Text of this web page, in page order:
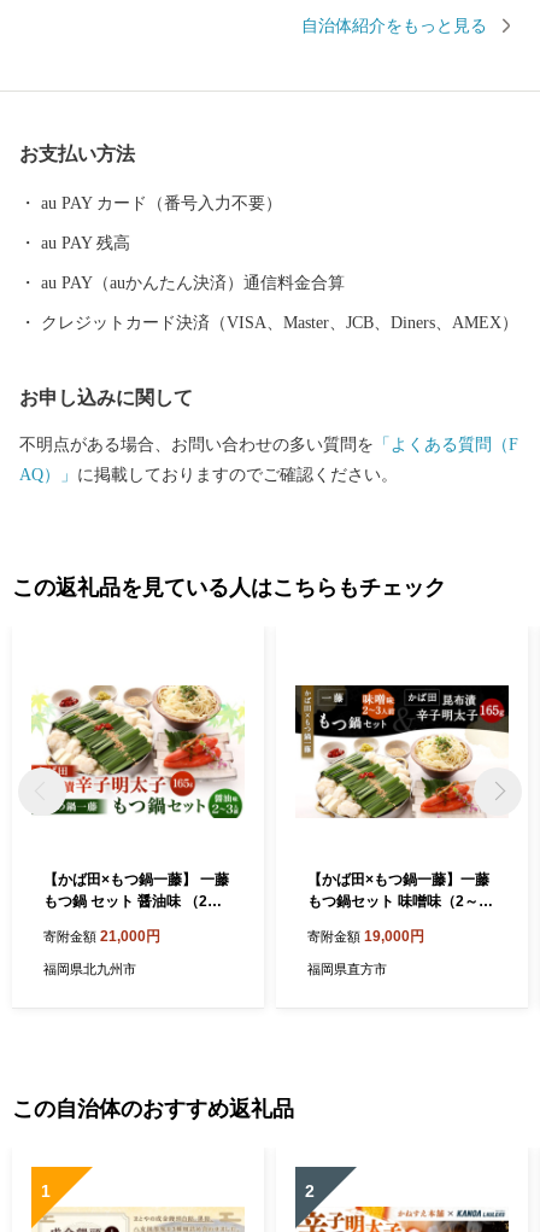
として栄えるなど、深い歴史も息づいています。 自然と歴史が織
ません。何卒、ご理解のほどお願い申し上げます。
自治体紹介をもっと見る
お支払い方法
au PAY カード（番号入力不要）
au PAY 残高
au PAY（auかんたん決済）通信料金合算
クレジットカード決済（VISA、Master、JCB、Diners、AMEX）
お申し込みに関して
不明点がある場合、お問い合わせの多い質問を 「よくある質問（F
AQ）」 に掲載しておりますのでご確認ください。
この返礼品を見ている人はこちらもチェック
【かば田×もつ鍋一藤】 一藤
もつ鍋 セット 醤油味 （2～3
辛子明太子 セット 詰め合わ
せ 福岡県
寄附金額 21,000円
福岡県北九州市
【かば田×もつ鍋一藤】一藤
もつ鍋セット 味噌味（2～3
子明太子 セット
寄附金額 19,000円
福岡県直方市
この自治体のおすすめ返礼品
1 2